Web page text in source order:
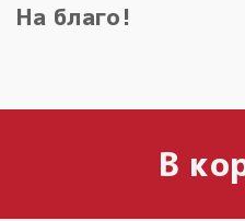
На благо!
В